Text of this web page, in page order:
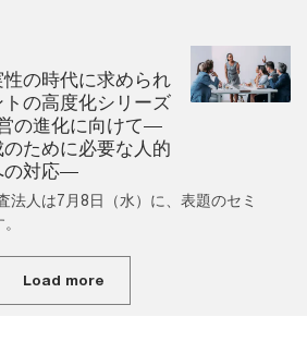
性の時代に求められ
の高度化シリーズ
の進化に向けて―
ために必要な人的
の対応―
法人は7月8日（水）に、表題のセミ
Load more